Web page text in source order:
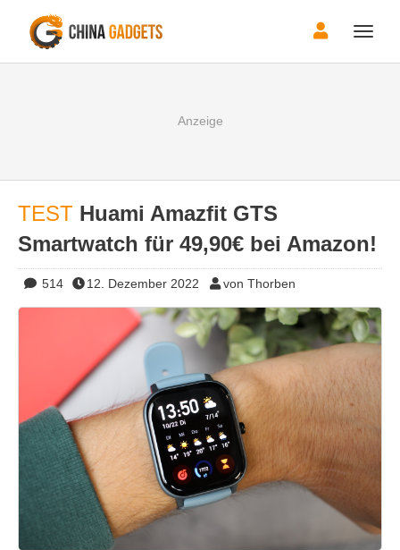
Toggle
TEST Huami Amazfit GTS
Smartwatch für 49,90€ bei Amazon!
514 12. Dezember 2022 von Thorben